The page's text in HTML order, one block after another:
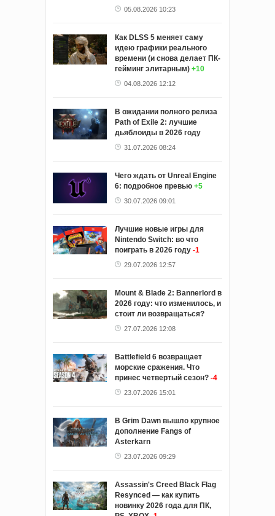
05.08.2026 10:23
Как DLSS 5 меняет саму
идею графики реального
времени (и снова делает ПК-
гейминг элитарным) +10
04.08.2026 12:12
В ожидании полного релиза
Path of Exile 2: лучшие
дьяблоиды в 2026 году
31.07.2026 08:24
Чего ждать от Unreal Engine
6: подробное превью +5
30.07.2026 09:01
Лучшие новые игры для
Nintendo Switch: во что
поиграть в 2026 году -1
29.07.2026 12:57
Mount & Blade 2: Bannerlord в
2026 году: что изменилось, и
стоит ли возвращаться?
27.07.2026 12:08
Battlefield 6 возвращает
морские сражения. Что
принес четвертый сезон? -4
23.07.2026 15:01
В Grim Dawn вышло крупное
дополнение Fangs of
Asterkarn
23.07.2026 09:29
Assassin's Creed Black Flag
Resynced — как купить
новинку 2026 года для ПК,